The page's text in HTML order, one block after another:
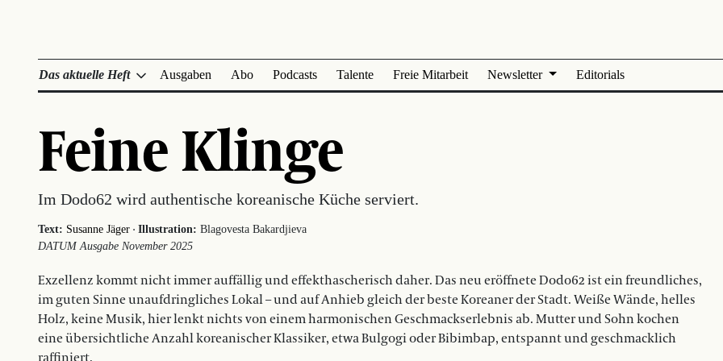
Das aktuelle Heft Ausgaben Abo Podcasts Talente Freie Mitarbeit Newsletter Editorials
Feine Klinge
Im Dodo62 wird authentische koreanische Küche serviert.
Text: Susanne Jäger · Illustration: Blagovesta Bakardjieva
DATUM Ausgabe November 2025
Exzellenz kommt nicht immer auffällig und effekthascherisch daher. Das neu eröffnete Dodo62 ist ein freundliches,
im guten Sinne unaufdringliches Lokal – und auf Anhieb gleich der beste Koreaner der Stadt. Weiße Wände, helles
Holz, keine Musik, hier lenkt nichts von einem harmonischen Geschmackserlebnis ab. Mutter und Sohn kochen
eine übersichtliche Anzahl koreanischer Klassiker, etwa Bulgogi oder Bibimbap, entspannt und geschmacklich
raffiniert.